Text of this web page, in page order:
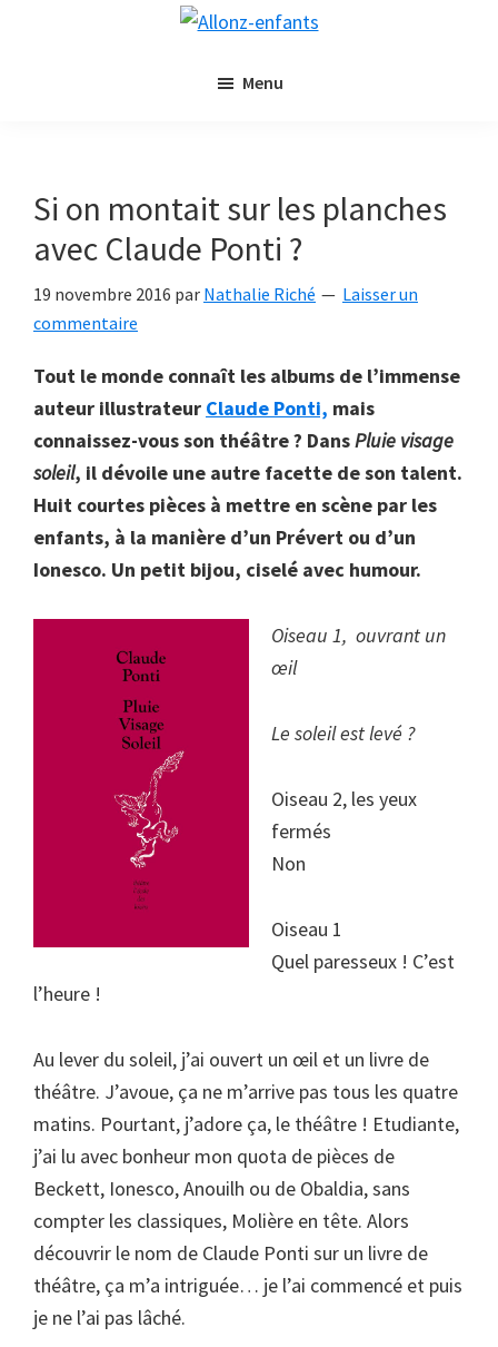
de
Nathalie
Menu
Si on montait sur les planches
avec Claude Ponti ?
19 novembre 2016 par Nathalie Riché
Laisser un
commentaire
Tout le monde connaît les albums de l’immense
auteur illustrateur Claude Ponti, mais
connaissez-vous son théâtre ? DansPluie visage
soleil, il dévoile une autre facette de son talent.
Huit courtes pièces à mettre en scène par les
enfants, à la manière d’un Prévert ou d’un
Ionesco. Un petit bijou, ciselé avec humour.
Oiseau 1, ouvrant un
œil
Le soleil est levé ?
Oiseau 2, les yeux
fermés
Non
Oiseau 1
Quel paresseux ! C’est
l’heure !
Au lever du soleil, j’ai ouvert un œil et un livre de
théâtre. J’avoue, ça ne m’arrive pas tous les quatre
matins. Pourtant, j’adore ça, le théâtre ! Etudiante,
j’ai lu avec bonheur mon quota de pièces de
Beckett, Ionesco, Anouilh ou de Obaldia, sans
compter les classiques, Molière en tête. Alors
découvrir le nom de Claude Ponti sur un livre de
théâtre, ça m’a intriguée… je l’ai commencé et puis
je ne l’ai pas lâché.